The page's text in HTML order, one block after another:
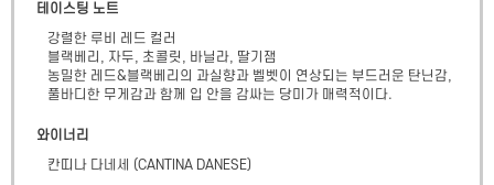
테이스팅 노트
강렬한 루비 레드 컬러
블랙베리, 자두, 초콜릿, 바닐라, 딸기잼
농밀한 레드&블랙베리의 과실향과 벨벳이 연상되는 부드러운 탄닌감,
풀바디한 무게감과 함께 입 안을 감싸는 당미가 매력적이다.
와이너리
칸띠나 다네세
(CANTINA DANESE)